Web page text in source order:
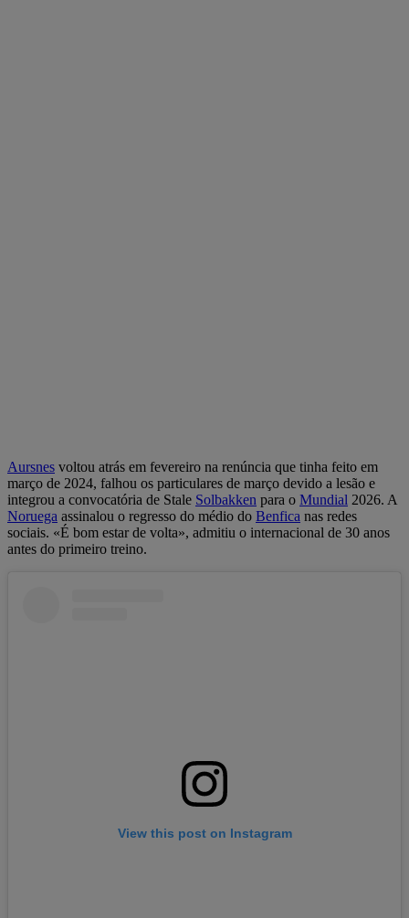
Aursnes voltou atrás em fevereiro na renúncia que tinha feito em
março de 2024, falhou os particulares de março devido a lesão e
integrou a convocatória de Stale Solbakken para o Mundial 2026. A
Noruega assinalou o regresso do médio do Benfica nas redes
sociais. «É bom estar de volta», admitiu o internacional de 30 anos
antes do primeiro treino.
View this post on Instagram